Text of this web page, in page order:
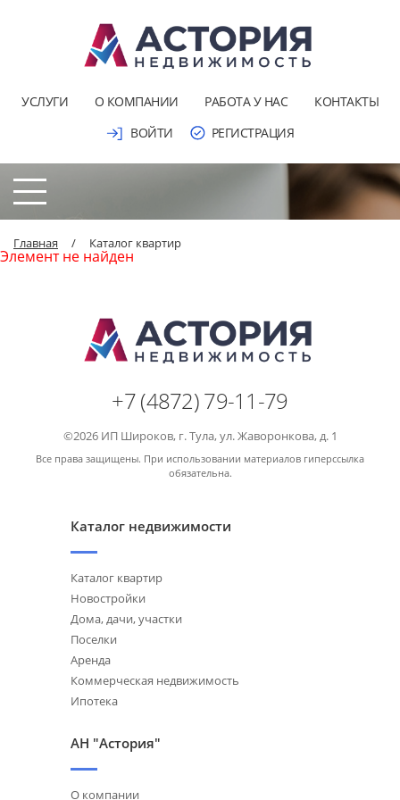
УСЛУГИ О КОМПАНИИ РАБОТА У НАС
КОНТАКТЫ
ВОЙТИ
РЕГИСТРАЦИЯ
Главная / Каталог квартир
Элемент не найден
+7 (4872) 79-11-79
©2026 ИП Широков, г. Тула, ул. Жаворонкова, д. 1
Все права защищены. При использовании материалов гиперссылка
обязательна.
Каталог недвижимости
Каталог квартир
Новостройки
Дома, дачи, участки
Поселки
Аренда
Коммерческая недвижимость
Ипотека
АН "Астория"
О компании